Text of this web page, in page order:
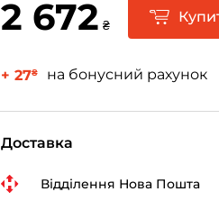
2 672 ₴
+ 27₴ на бонусний рахунок
Доставка
Відділення Нова Пошта